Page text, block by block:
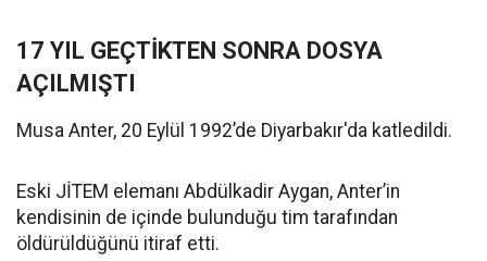
17 YIL GEÇTİKTEN SONRA DOSYA
AÇILMIŞTI
Musa Anter, 20 Eylül 1992’de Diyarbakır'da katledildi.
Eski JİTEM elemanı Abdülkadir Aygan, Anter’in
kendisinin de içinde bulunduğu tim tarafından
öldürüldüğünü itiraf etti.